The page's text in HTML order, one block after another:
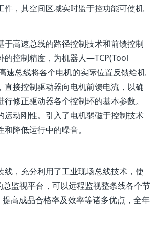
，其空间区域实时监于控功能可使机
高速总线的路径控制技术和前馈控制
的控制精度，为机器人—TCP(Tool
速总线将各个电机的实际位置反馈给机
接控制驱动器向电机前馈电流，以确
修正驱动器各个控制环的基本参数。
动刚性。引入了电机弱磁于控制技术
降低运行中的噪音。
，充分利用了工业现场总线技术，使
监视平台，可以远程监视整条线各个节
高成品合格率及效率等诸多优点，全年